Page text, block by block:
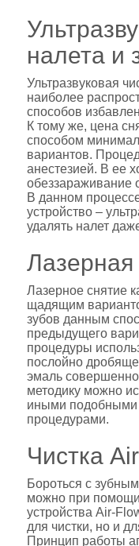
налета и
Ультразвуковая
наиболее
способов
К тому же, цена
способом
вариантов.
анестезией. В ее
обеззараживание
В данном
устройство –
удалять налет
Лазерная
Лазерное снятие
щадящим
зубов данным
предыдущего
процедуры
послойно
эмаль
методику можно
иными подобными
процедурами.
Чистка
Бороться с
можно при
устройства Air-
для чистки, но и
Принцип работы